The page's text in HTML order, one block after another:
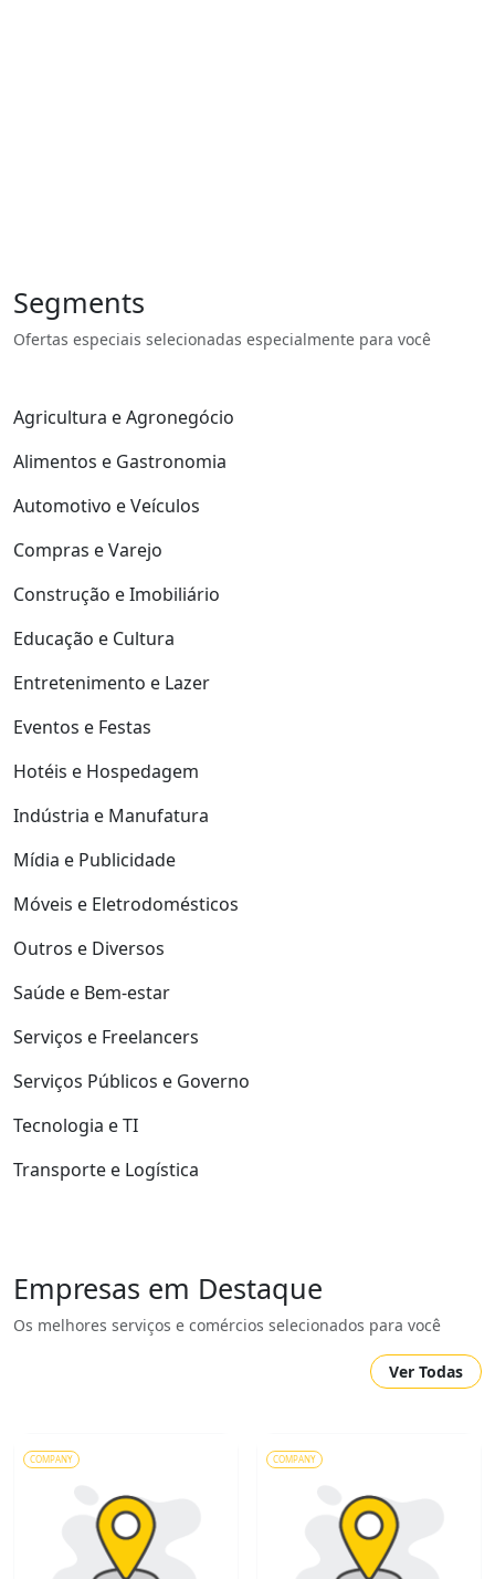
Segments
Ofertas especiais selecionadas especialmente para você
Agricultura e Agronegócio
Alimentos e Gastronomia
Automotivo e Veículos
Compras e Varejo
Construção e Imobiliário
Educação e Cultura
Entretenimento e Lazer
Eventos e Festas
Hotéis e Hospedagem
Indústria e Manufatura
Mídia e Publicidade
Móveis e Eletrodomésticos
Outros e Diversos
Saúde e Bem-estar
Serviços e Freelancers
Serviços Públicos e Governo
Tecnologia e TI
Transporte e Logística
Empresas em Destaque
Os melhores serviços e comércios selecionados para você
Ver Todas
COMPANY COMPANY